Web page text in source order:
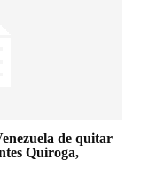
de quitar
Quiroga,